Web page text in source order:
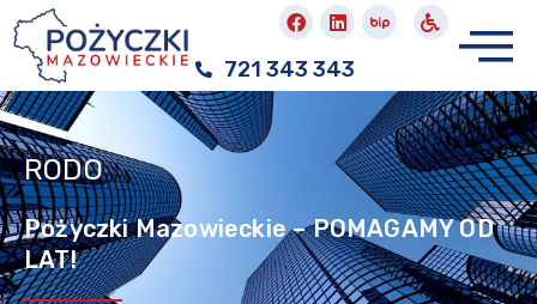
721 343 343
RODO
Pożyczki Mazowieckie – POMAGAMY OD
LAT!